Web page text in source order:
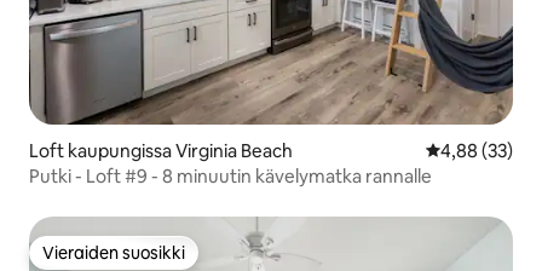
Loft kaupungissa Virginia Beach
4,88 (33)
Putki - Loft #9 - 8 minuutin kävelymatka rannalle
Vieraiden suosikki
Vieraiden suosikki